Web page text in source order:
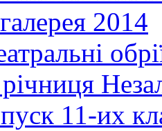
2014
11-их